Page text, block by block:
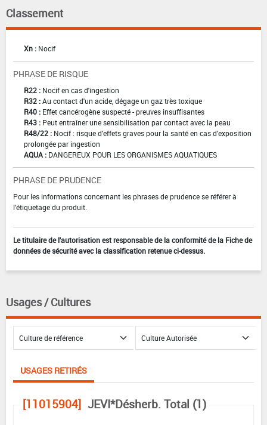
Classement
Xn : Nocif
PHRASE DE RISQUE
R22 : Nocif en cas d'ingestion
R32 :Au contact d'un acide, dégage un gaz très toxique
R40 : Effet cancérogène suspecté - preuves insuffisantes
R43 : Peut entraîner une sensibilisation par contact avec la peau
R48/22 : Nocif : risque d'effets graves pour la santé en cas d'exposition
prolongée par ingestion
AQUA : DANGEREUX POUR LES ORGANISMES AQUATIQUES
PHRASE DE PRUDENCE
Pour les informations concernant les phrases de prudence se référer à
l'étiquetage du produit.
Le titulaire de l'autorisation est responsable de la conformité de la Fiche de
données de sécurité avec la classification retenue ci-dessus.
Usages / Cultures
USAGES RETIRÉS
[11015904] JEVI*Désherb. Total (1)